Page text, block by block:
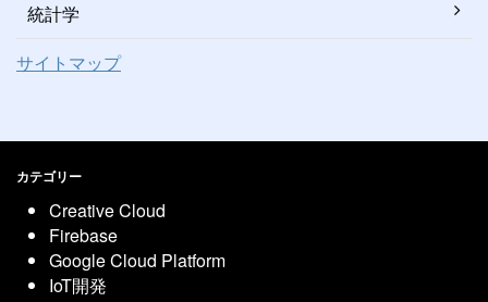
統計学
サイトマップ
カテゴリー
Creative Cloud
Firebase
Google Cloud Platform
IoT開発